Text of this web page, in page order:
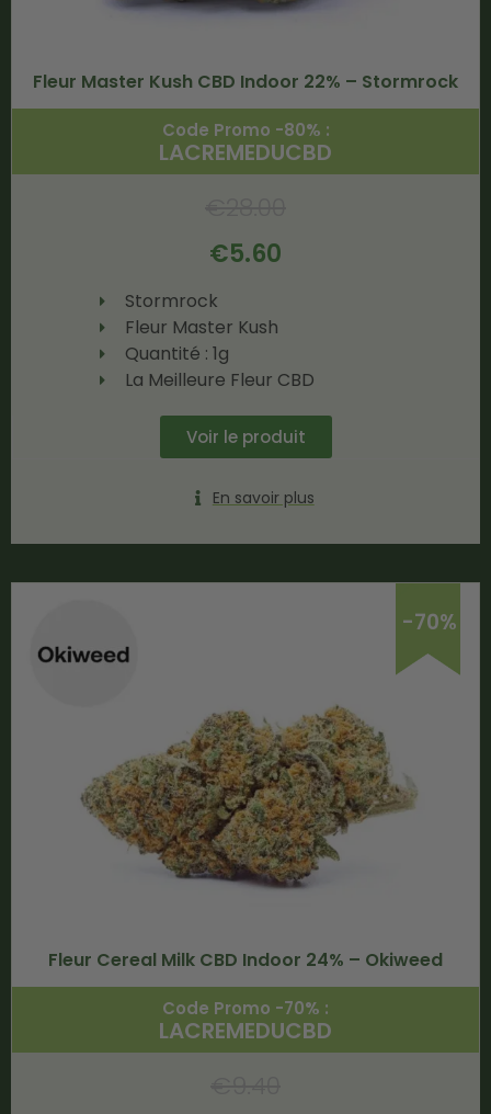
Fleur Master Kush CBD Indoor 22% – Stormrock
Code Promo -80% :
LACREMEDUCBD
€5.60
Stormrock
Fleur Master Kush
Quantité : 1g
La Meilleure Fleur CBD
Voir le produit
En savoir plus
-70%
Fleur Cereal Milk CBD Indoor 24% – Okiweed
Code Promo -70% :
LACREMEDUCBD